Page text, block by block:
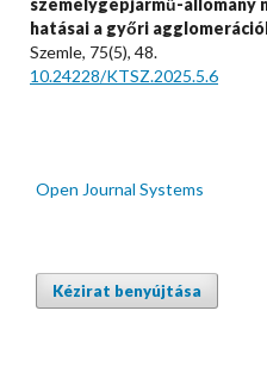
személygépjármű-állomány
hatásai a győri
Szemle, 75(5), 48.
10.24228/KTSZ.2025.5.6
Open Journal Systems
Kézirat benyújtása